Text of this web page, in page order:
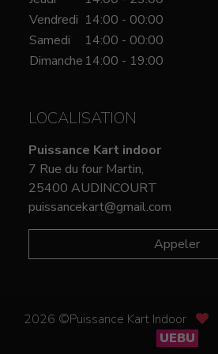
Vendredi 14:00 - 00:00
Samedi
14:00 - 00:00
Dimanche 14:00 - 19:00
LOCALISATION
Puissance Kart indoor
7 Rue du four Martin,
25400 AUDINCOURT
puissancekart@gmail.com
Appeler
2026 ©Puissance Kart Indoor
UEBU